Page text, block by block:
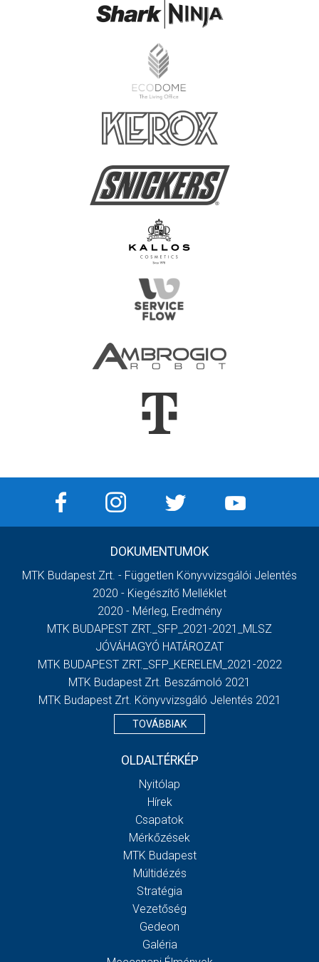
DOKUMENTUMOK
MTK Budapest Zrt. - Független Könyvvizsgálói Jelentés
2020 - Kiegészítő Melléklet
2020 - Mérleg, Eredmény
MTK BUDAPEST ZRT._SFP_2021-2021_MLSZ
JÓVÁHAGYÓ HATÁROZAT
MTK BUDAPEST ZRT._SFP_KERELEM_2021-2022
MTK Budapest Zrt. Beszámoló 2021
MTK Budapest Zrt. Könyvvizsgáló Jelentés 2021
TOVÁBBIAK
OLDALTÉRKÉP
Nyitólap
Hírek
Csapatok
Mérkőzések
MTK Budapest
Múltidézés
Stratégia
Vezetőség
Gedeon
Galéria